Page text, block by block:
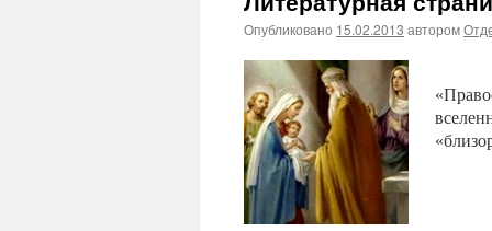
Опубликовано 15.02.2013 автором